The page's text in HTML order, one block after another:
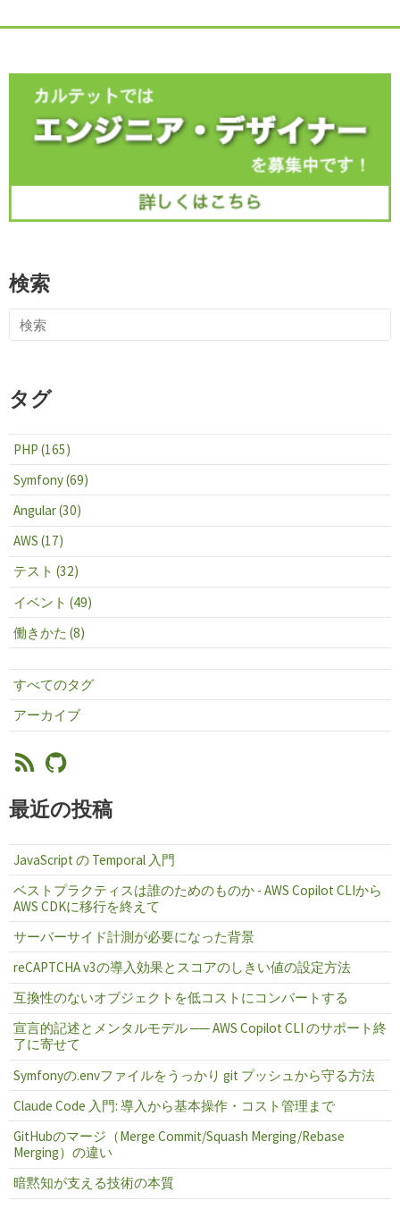
検索
タグ
PHP (165)
Symfony (69)
Angular (30)
AWS (17)
テスト (32)
イベント (49)
働きかた (8)
すべてのタグ
アーカイブ
最近の投稿
JavaScript の Temporal 入門
ベストプラクティスは誰のためのものか - AWS Copilot CLIから
AWS CDKに移行を終えて
サーバーサイド計測が必要になった背景
reCAPTCHA v3の導入効果とスコアのしきい値の設定方法
互換性のないオブジェクトを低コストにコンバートする
宣言的記述とメンタルモデル ── AWS Copilot CLI のサポート終
了に寄せて
Symfonyの.envファイルをうっかり git プッシュから守る方法
Claude Code 入門: 導入から基本操作・コスト管理まで
GitHubのマージ（Merge Commit/Squash Merging/Rebase
Merging）の違い
暗黙知が支える技術の本質